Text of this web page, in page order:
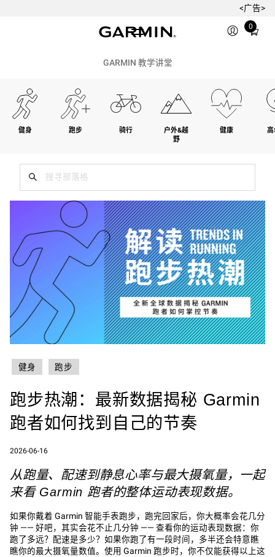
<广告>
0
Total
items
GARMIN 教学讲堂
健身 跑步 骑行
户外&越
野
健康 高
健身 跑步
跑步热潮：最新数据揭秘 Garmin
跑者如何找到自己的节奏
2026-06-16
从跑量、配速到静息心率与最大摄氧量，一起
来看 Garmin 跑者的整体运动表现数据。
如果你戴着‌ Garmin 智能手表‌跑步，跑完回家后，你大概率会花几分
钟 —— 好吧，其实会花不止几分钟 —— 查看你的运动表现数据：你
跑了多远？配速是多少？如果你跑了有一段时间，多半还会特意瞧
瞧你的最大摄氧量数值。使用 Garmin 跑步时，你不仅能获得以上这